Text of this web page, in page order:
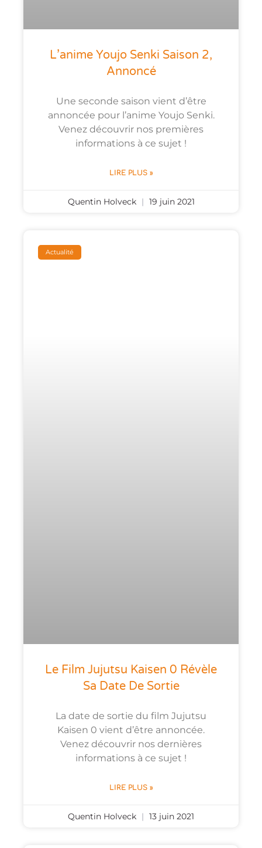
L’anime Youjo Senki Saison 2,
Annoncé
Une seconde saison vient d’être
annoncée pour l’anime Youjo Senki.
Venez découvrir nos premières
informations à ce sujet !
LIRE PLUS »
Quentin Holveck 19 juin 2021
Actualité
Le Film Jujutsu Kaisen 0 Révèle
Sa Date De Sortie
La date de sortie du film Jujutsu
Kaisen 0 vient d’être annoncée.
Venez découvrir nos dernières
informations à ce sujet !
LIRE PLUS »
Quentin Holveck 13 juin 2021